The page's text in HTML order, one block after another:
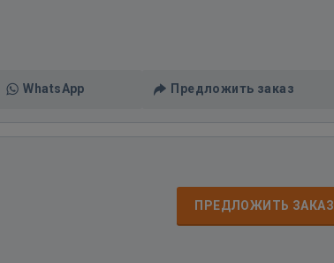
WhatsApp Предложить заказ
ПРЕДЛОЖИТЬ ЗАКАЗ